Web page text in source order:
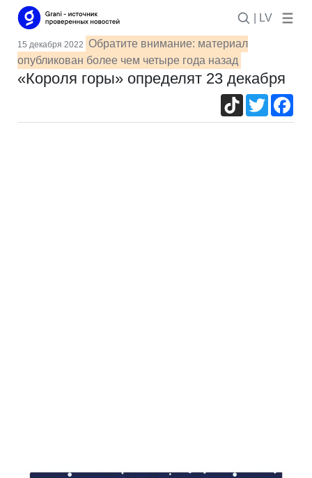
| LV
15 декабря 2022 Обратите внимание: материал
опубликован более чем четыре года назад
«Короля горы» определят 23 декабря
TikTokTwitter